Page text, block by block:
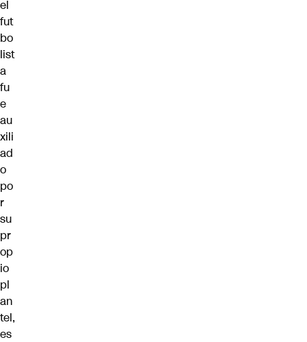
el
fut
bo
list
a
fu
e
au
xili
ad
o
po
r
su
pr
op
io
pl
an
tel,
es